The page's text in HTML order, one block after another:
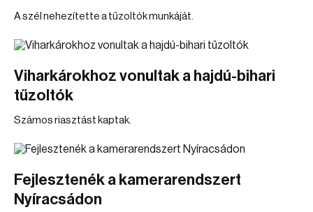
A szél nehezítette a tűzoltók munkáját.
Viharkárokhoz vonultak a hajdú-bihari
tűzoltók
Számos riasztást kaptak.
Fejlesztenék a kamerarendszert
Nyíracsádon